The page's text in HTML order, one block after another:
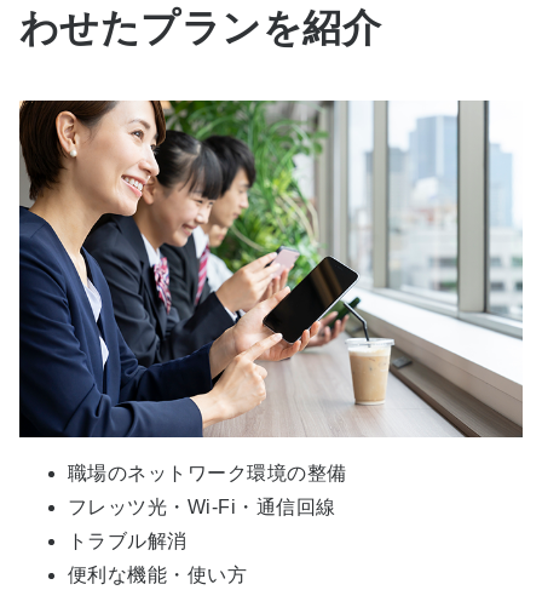
わせたプランを紹介
職場のネットワーク環境の整備
フレッツ光・Wi-Fi・通信回線
トラブル解消
便利な機能・使い方